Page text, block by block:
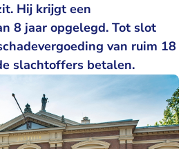
Hij krijgt een
8 jaar opgelegd. Tot slot
van ruim 18
slachtoffers betalen.